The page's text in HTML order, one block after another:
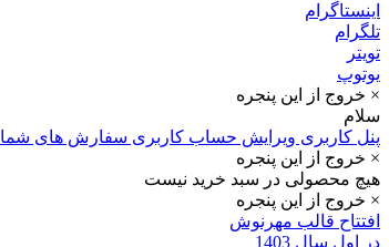
اینستاگرام
تلگرام
تویتر
یوتوپ
× خروج از این پنجره
سلام
پنل کاربری ویرایش حساب کاربری سفارش های شما
× خروج از این پنجره
هیچ محصولی در سبد خرید نیست
× خروج از این پنجره
افتتاح قالب مهرنوش
در اول سال 1403